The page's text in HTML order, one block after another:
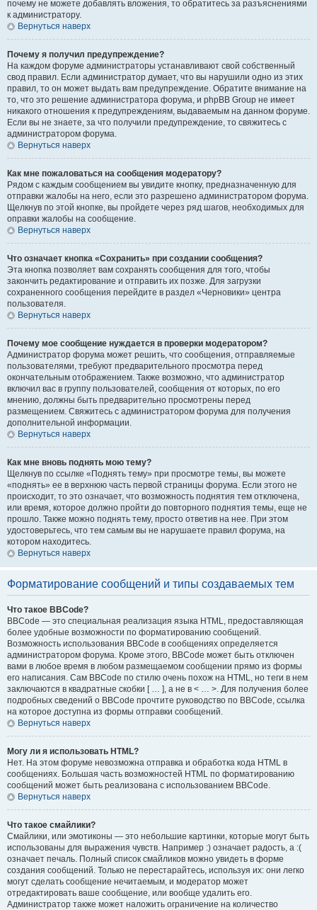
почему не можете добавлять вложения, то обратитесь за разъяснениями
к администратору.
Вернуться наверх
Почему я получил предупреждение?
На каждом форуме администраторы устанавливают свой собственный
свод правил. Если администратор думает, что вы нарушили одно из этих
правил, то он может выдать вам предупреждение. Обратите внимание на
то, что это решение администратора форума, и phpBB Group не имеет
никакого отношения к предупреждениям, выдаваемым на данном форуме.
Если вы не знаете, за что получили предупреждение, то свяжитесь с
администратором форума.
Вернуться наверх
Как мне пожаловаться на сообщения модератору?
Рядом с каждым сообщением вы увидите кнопку, предназначенную для
отправки жалобы на него, если это разрешено администратором форума.
Щелкнув по этой кнопке, вы пройдете через ряд шагов, необходимых для
оправки жалобы на сообщение.
Вернуться наверх
Что означает кнопка «Сохранить» при создании сообщения?
Эта кнопка позволяет вам сохранять сообщения для того, чтобы
закончить редактирование и отправить их позже. Для загрузки
сохраненного сообщения перейдите в раздел «Черновики» центра
пользователя.
Вернуться наверх
Почему мое сообщение нуждается в проверки модератором?
Администратор форума может решить, что сообщения, отправляемые
пользователями, требуют предварительного просмотра перед
окончательным отображением. Также возможно, что администратор
включил вас в группу пользователей, сообщения от которых, по его
мнению, должны быть предварительно просмотрены перед
размещением. Свяжитесь с администратором форума для получения
дополнительной информации.
Вернуться наверх
Как мне вновь поднять мою тему?
Щелкнув по ссылке «Поднять тему» при просмотре темы, вы можете
«поднять» ее в верхнюю часть первой страницы форума. Если этого не
происходит, то это означает, что возможность поднятия тем отключена,
или время, которое должно пройти до повторного поднятия темы, еще не
прошло. Также можно поднять тему, просто ответив на нее. При этом
удостоверьтесь, что тем самым вы не нарушаете правил форума, на
котором находитесь.
Вернуться наверх
Форматирование сообщений и типы создаваемых тем
Что такое BBCode?
BBCode — это специальная реализация языка HTML, предоставляющая
более удобные возможности по форматированию сообщений.
Возможность использования BBCode в сообщениях определяется
администратором форума. Кроме этого, BBCode может быть отключен
вами в любое время в любом размещаемом сообщении прямо из формы
его написания. Сам BBCode по стилю очень похож на HTML, но теги в нем
заключаются в квадратные скобки [ … ], а не в < … >. Для получения более
подробных сведений о BBCode прочтите руководство по BBCode, ссылка
на которое доступна из формы отправки сообщений.
Вернуться наверх
Могу ли я использовать HTML?
Нет. На этом форуме невозможна отправка и обработка кода HTML в
сообщениях. Большая часть возможностей HTML по форматированию
сообщений может быть реализована с использованием BBCode.
Вернуться наверх
Что такое смайлики?
Смайлики, или эмотиконы — это небольшие картинки, которые могут быть
использованы для выражения чувств. Например :) означает радость, а :(
означает печаль. Полный список смайликов можно увидеть в форме
создания сообщений. Только не перестарайтесь, используя их: они легко
могут сделать сообщение нечитаемым, и модератор может
отредактировать ваше сообщение, или вообще удалить его.
Администратор также может наложить ограничение на количество